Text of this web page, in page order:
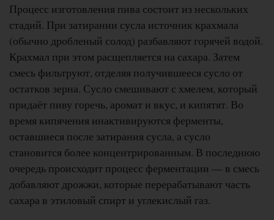
Процесс изготовления пива состоит из нескольких
стадий. При затирании сусла источник крахмала
(обычно дробленый солод) разбавляют горячей водой.
Крахмал при этом расщепляется на сахара. Затем
смесь фильтруют, отделяя получившееся сусло от
остатков зерна. Сусло смешивают с хмелем, который
придаёт пиву горечь, аромат и вкус, и кипятят. Во
время кипячения инактивируются ферменты,
оставшиеся после затирания сусла, а сусло
становится более концентрированным. В последнюю
очередь происходит процесс ферментации — в смесь
добавляют дрожжи, которые перерабатывают часть
сахара в этиловый спирт и углекислый газ.